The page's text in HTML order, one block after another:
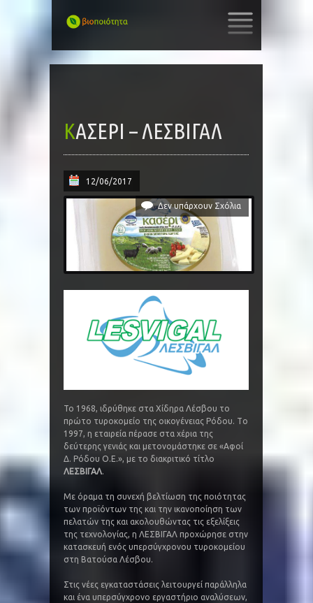
SKIP
TO
ΚΑΣΈΡΙ – ΛΕΣΒΙΓΑΛ
12/06/2017
Δεν υπάρχουν Σχόλια
Το 1968, ιδρύθηκε στα Χίδηρα Λέσβου το
πρώτο τυροκομείο της οικογένειας Ρόδου. Tο
1997, η εταιρεία πέρασε στα χέρια της
δεύτερης γενιάς και μετονομάστηκε σε «Αφοί
Δ. Ρόδου Ο.Ε.», με το διακριτικό τίτλο
ΛΕΣΒΙΓΑΛ.
Με όραμα τη συνεχή βελτίωση της ποιότητας
των προϊόντων της και την ικανοποίηση των
πελατών της και ακολουθώντας τις εξελίξεις
της τεχνολογίας, η ΛΕΣΒΙΓΑΛ προχώρησε στην
κατασκευή ενός υπερσύγχρονου τυροκομείου
στη Βατούσα Λέσβου.
Στις νέες εγκαταστάσεις λειτουργεί παράλληλα
και ένα υπερσύγχρονο εργαστήριο αναλύσεων,